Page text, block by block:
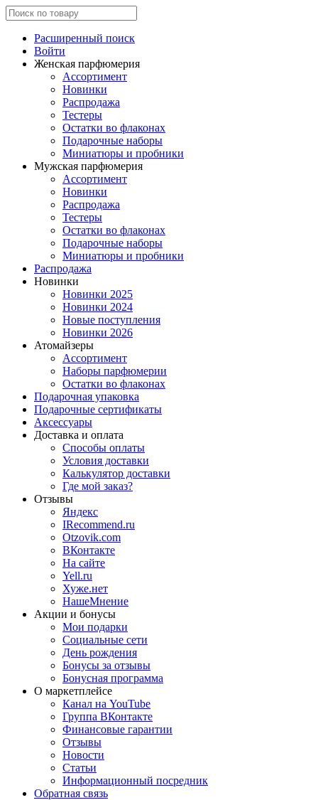
Расширенный поиск
Войти
Женская парфюмерия
Ассортимент
Новинки
Распродажа
Тестеры
Остатки во флаконах
Подарочные наборы
Миниатюры и пробники
Мужская парфюмерия
Ассортимент
Новинки
Распродажа
Тестеры
Остатки во флаконах
Подарочные наборы
Миниатюры и пробники
Распродажа
Новинки
Новинки 2025
Новинки 2024
Новые поступления
Новинки 2026
Атомайзеры
Ассортимент
Наборы парфюмерии
Остатки во флаконах
Подарочная упаковка
Подарочные сертификаты
Аксессуары
Доставка и оплата
Способы оплаты
Условия доставки
Калькулятор доставки
Где мой заказ?
Отзывы
Яндекс
IRecommend.ru
Otzovik.com
ВКонтакте
На сайте
Yell.ru
Хуже.нет
НашеМнение
Акции и бонусы
Мои подарки
Социальные сети
День рождения
Бонусы за отзывы
Бонусная программа
О маркетплейсе
Канал на YouTube
Группа ВКонтакте
Финансовые гарантии
Отзывы
Новости
Статьи
Информационный посредник
Обратная связь